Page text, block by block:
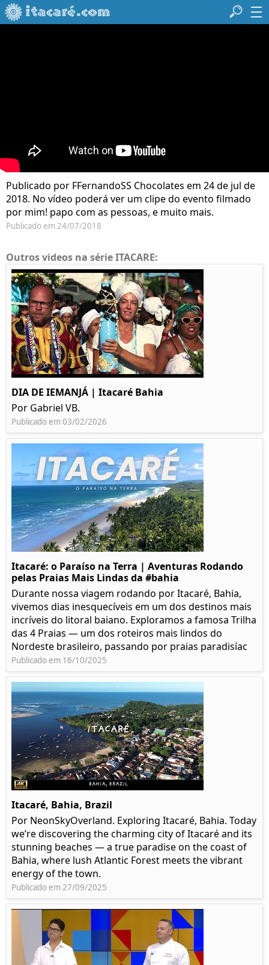
Publicado por FFernandoSS Chocolates em 24 de jul de
2018. No vídeo poderá ver um clipe do evento filmado
por mim! papo com as pessoas, e muito mais.
Publicado em 24/07/2018
Outros videos na série ITACARE:
DIA DE IEMANJÁ | Itacaré Bahia
Por Gabriel VB.
Publicado em 03/02/2026
Itacaré: o Paraíso na Terra | Aventuras Rodando
pelas Praias Mais Lindas da #bahia
Durante nossa viagem rodando por Itacaré, Bahia,
vivemos dias inesquecíveis em um dos destinos mais
incríveis do litoral baiano. Exploramos a famosa Trilha
das 4 Praias — um dos roteiros mais lindos do
Nordeste brasileiro, passando por praias paradisíac
Publicado em 16/10/2025
Itacaré, Bahia, Brazil
Por NeonSkyOverland. Exploring Itacaré, Bahia. Today
we’re discovering the charming city of Itacaré and its
stunning beaches — a true paradise on the coast of
Bahia, where lush Atlantic Forest meets the vibrant
energy of the town.
Publicado em 27/09/2025